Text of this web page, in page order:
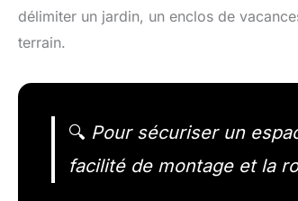
délimiter un jardin, un enclos de
terrain.
🔍 Pour sécuriser un
facilité de montage et la